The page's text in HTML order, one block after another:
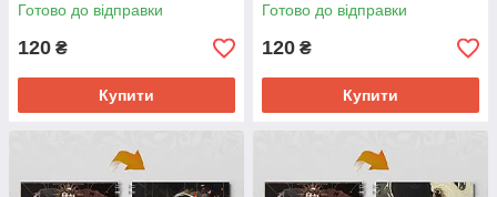
Готово до відправки
120 ₴
Купити
Готово до відправки
120 ₴
Купити